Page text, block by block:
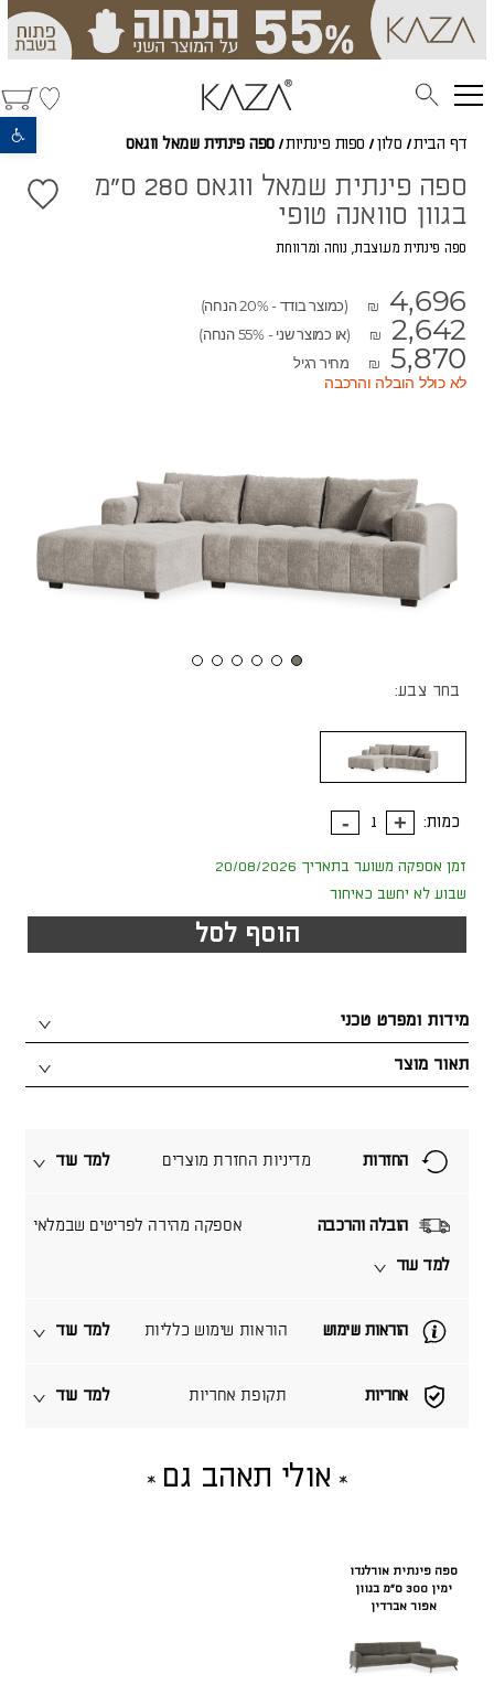
פתח סרגל נגישות
דף הבית/ סלון / ספות פינתיות/ ספה פינתית שמאל ווגאס
ספה פינתית שמאל ווגאס 280 ס"מ
בגוון סוואנה טופי
ספה פינתית מעוצבת, נוחה ומרווחת
₪ 4,696 (כמוצר בודד - 20% הנחה)
₪ 2,642 (או כמוצר שני - 55% הנחה)
₪ 5,870 מחיר רגיל
לא כולל הובלה והרכבה
בחר צבע:
כמות:
זמן אספקה משוער בתאריך 20/08/2026
שבוע לא יחשב כאיחור
הוסף לסל
תאור מוצר
מידות ומפרט טכני
אחריות תקופת אחריות למד עוד
הוראות שימוש הוראות שימוש כלליות למד עוד
הובלה והרכבה אספקה מהירה לפריטים שבמלאי
למד עוד
החזרות מדיניות החזרת מוצרים למד עוד
אולי תאהב גם
ספה פינתית אורלנדו
ימין 300 ס"מ בגוון
אפור אברדין